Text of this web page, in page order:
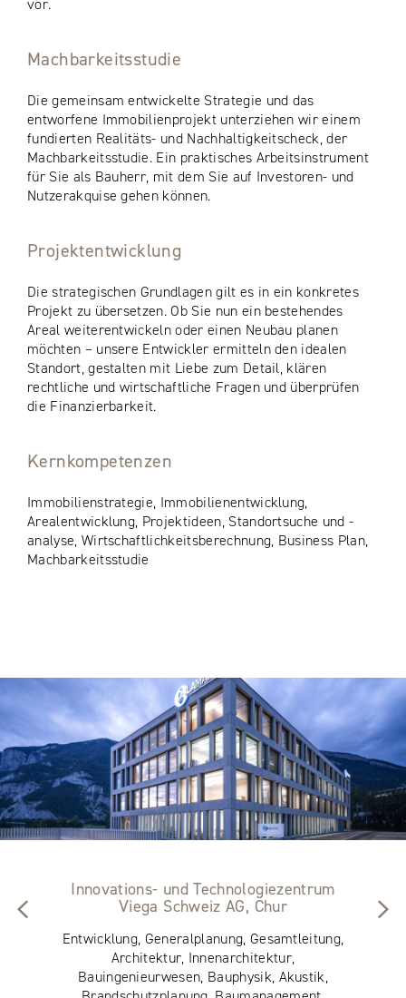
vor.
Machbarkeitsstudie
Die gemeinsam entwickelte Strategie und das
entworfene Immobilienprojekt unterziehen wir einem
fundierten Realitäts- und Nachhaltigkeitscheck, der
Machbarkeitsstudie. Ein praktisches Arbeitsinstrument
für Sie als Bauherr, mit dem Sie auf Investoren- und
Nutzerakquise gehen können.
Projektentwicklung
Die strategischen Grundlagen gilt es in ein konkretes
Projekt zu übersetzen. Ob Sie nun ein bestehendes
Areal weiterentwickeln oder einen Neubau planen
möchten – unsere Entwickler ermitteln den idealen
Standort, gestalten mit Liebe zum Detail, klären
rechtliche und wirtschaftliche Fragen und überprüfen
die Finanzierbarkeit.
Kernkompetenzen
Immobilienstrategie, Immobilienentwicklung,
Arealentwicklung, Projektideen, Standortsuche und -
analyse, Wirtschaftlichkeitsberechnung, Business Plan,
Machbarkeitsstudie
Innovations- und Technologiezentrum
Viega Schweiz AG, Chur
Entwicklung, Generalplanung, Gesamtleitung,
Architektur, Innenarchitektur,
Bauingenieurwesen, Bauphysik, Akustik,